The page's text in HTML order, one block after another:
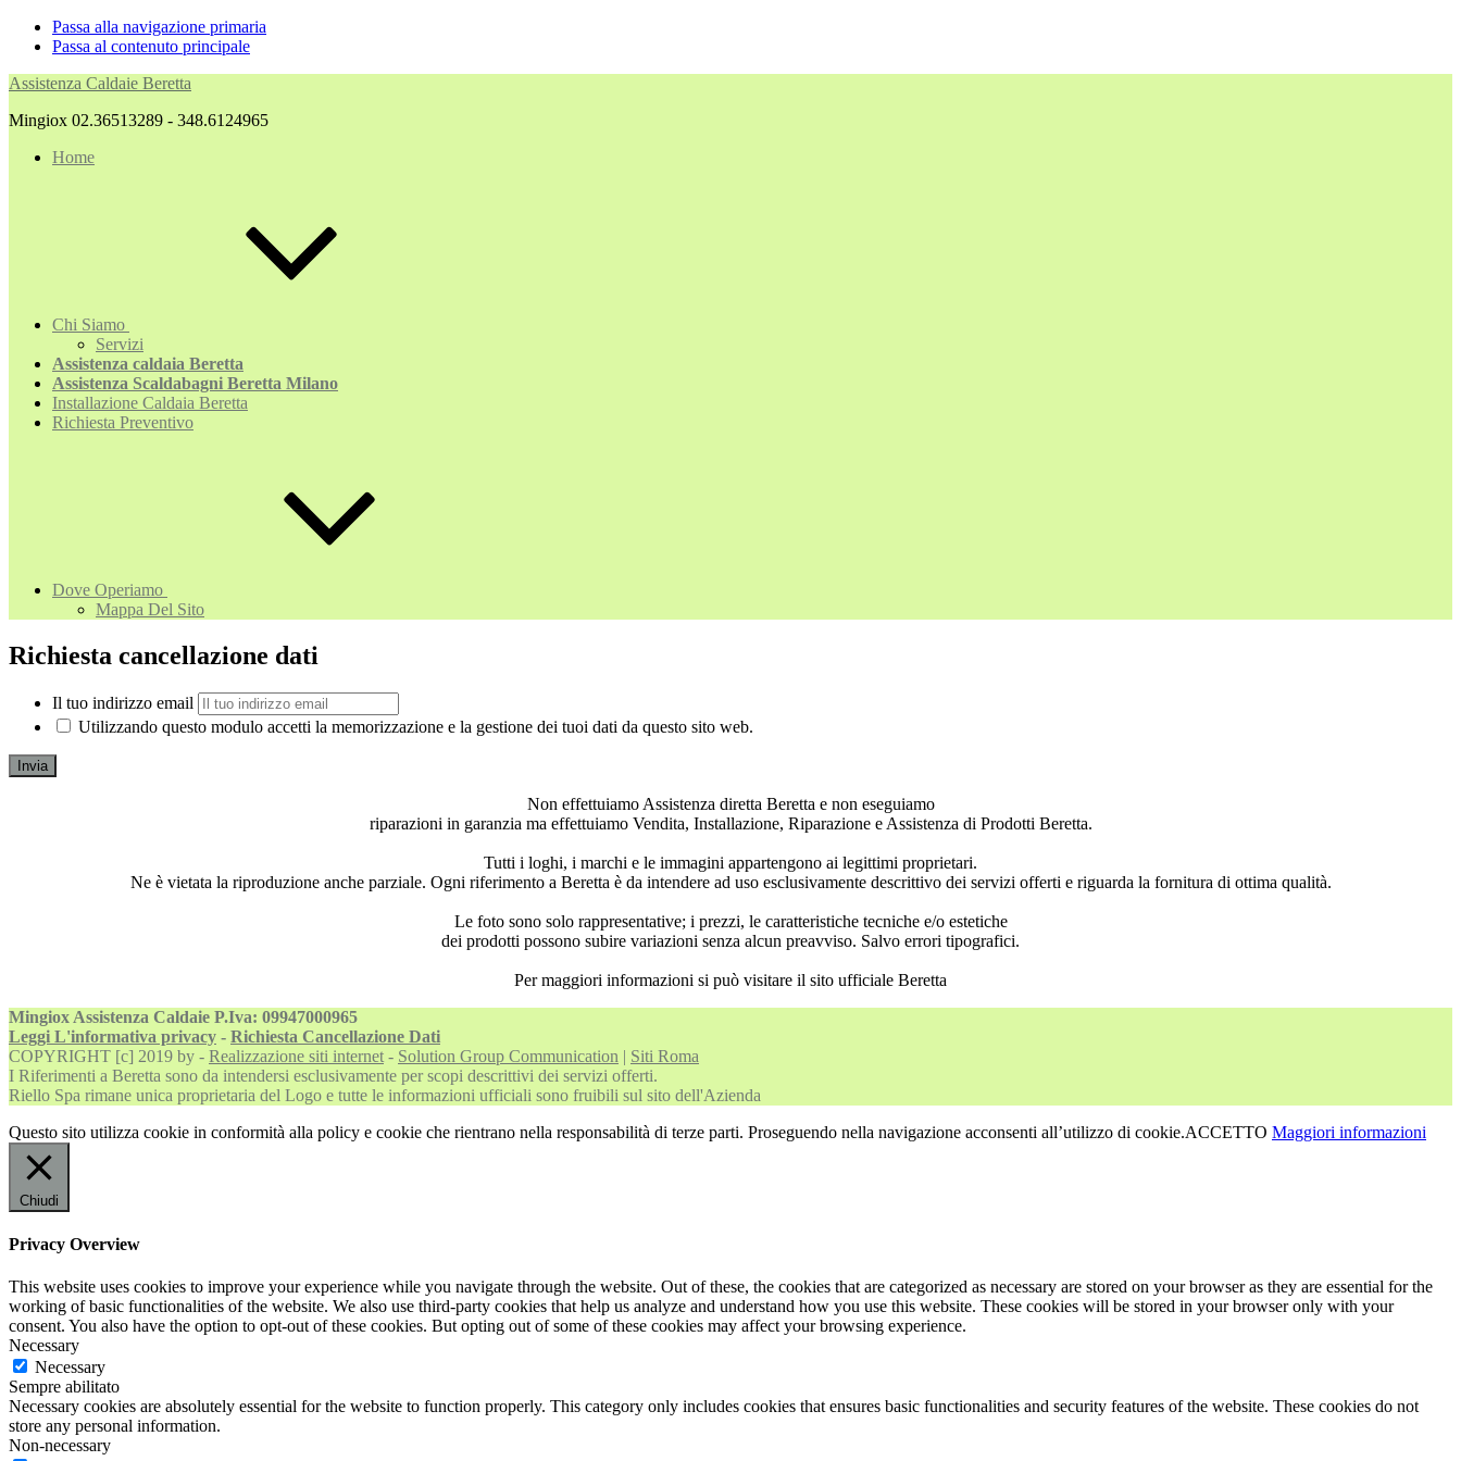
Passa alla navigazione primaria
Passa al contenuto principale
Assistenza Caldaie Beretta
Mingiox 02.36513289 - 348.6124965
Home
Chi Siamo
Servizi
Assistenza caldaia Beretta
Assistenza Scaldabagni Beretta Milano
Installazione Caldaia Beretta
Richiesta Preventivo
Dove Operiamo
Mappa Del Sito
Richiesta cancellazione dati
Il tuo indirizzo email
Utilizzando questo modulo accetti la memorizzazione e la gestione dei tuoi dati da questo sito web.
Non effettuiamo Assistenza diretta Beretta e non eseguiamo
riparazioni in garanzia ma effettuiamo Vendita, Installazione, Riparazione e Assistenza di Prodotti Beretta.
Tutti i loghi, i marchi e le immagini appartengono ai legittimi proprietari.
Ne è vietata la riproduzione anche parziale. Ogni riferimento a Beretta è da intendere ad uso esclusivamente descrittivo dei servizi offerti e riguarda la fornitura di ottima qualità.
Le foto sono solo rappresentative; i prezzi, le caratteristiche tecniche e/o estetiche
dei prodotti possono subire variazioni senza alcun preavviso. Salvo errori tipografici.
Per maggiori informazioni si può visitare il sito ufficiale Beretta
Mingiox Assistenza Caldaie P.Iva: 09947000965
Leggi L'informativa privacy - Richiesta Cancellazione Dati
COPYRIGHT [c] 2019 by - Realizzazione siti internet - Solution Group Communication | Siti Roma
I Riferimenti a Beretta sono da intendersi esclusivamente per scopi descrittivi dei servizi offerti.
Riello Spa rimane unica proprietaria del Logo e tutte le informazioni ufficiali sono fruibili sul sito dell'Azienda
Questo sito utilizza cookie in conformità alla policy e cookie che rientrano nella responsabilità di terze parti. Proseguendo nella navigazione acconsenti all’utilizzo di cookie.ACCETTO Maggiori informazioni
Chiudi
Privacy Overview
This website uses cookies to improve your experience while you navigate through the website. Out of these, the cookies that are categorized as necessary are stored on your browser as they are essential for the
working of basic functionalities of the website. We also use third-party cookies that help us analyze and understand how you use this website. These cookies will be stored in your browser only with your
consent. You also have the option to opt-out of these cookies. But opting out of some of these cookies may affect your browsing experience.
Necessary
Necessary
Sempre abilitato
Necessary cookies are absolutely essential for the website to function properly. This category only includes cookies that ensures basic functionalities and security features of the website. These cookies do not
store any personal information.
Non-necessary